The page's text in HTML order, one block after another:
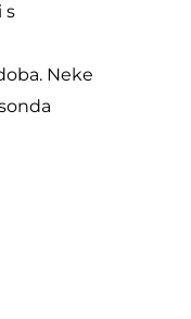
s
Neke